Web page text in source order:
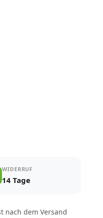
WIDERRUF
14 Tage
nach dem Versand